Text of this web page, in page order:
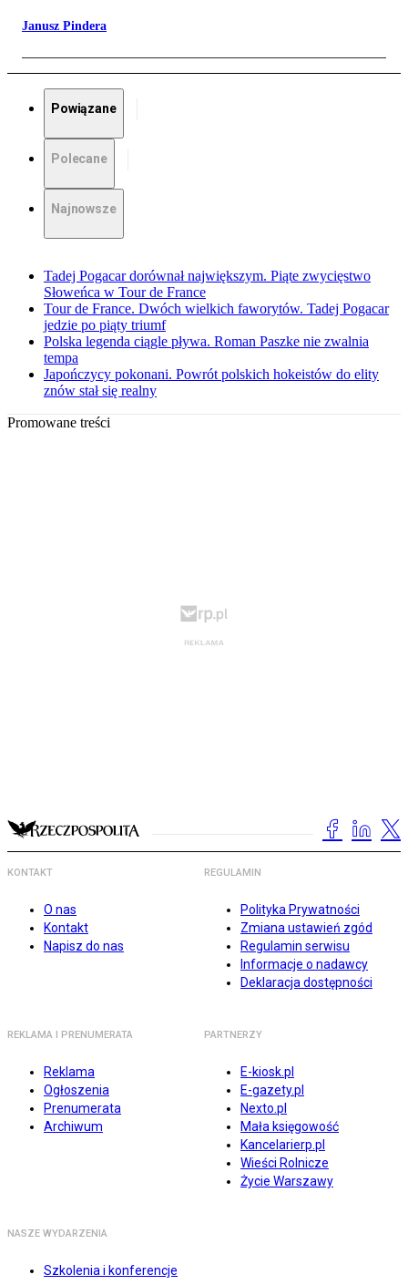
Janusz Pindera
Powiązane
Polecane
Najnowsze
Tadej Pogacar dorównał największym. Piąte zwycięstwo
Słoweńca w Tour de France
Tour de France. Dwóch wielkich faworytów. Tadej Pogacar
jedzie po piąty triumf
Polska legenda ciągle pływa. Roman Paszke nie zwalnia
tempa
Japończycy pokonani. Powrót polskich hokeistów do elity
znów stał się realny
Promowane treści
KONTAKT
O nas
Kontakt
Napisz do nas
REGULAMIN
Polityka Prywatności
Zmiana ustawień zgód
Regulamin serwisu
Informacje o nadawcy
Deklaracja dostępności
REKLAMA I PRENUMERATA
Reklama
Ogłoszenia
Prenumerata
Archiwum
PARTNERZY
E-kiosk.pl
E-gazety.pl
Nexto.pl
Mała księgowość
Kancelarierp.pl
Wieści Rolnicze
Życie Warszawy
NASZE WYDARZENIA
Szkolenia i konferencje